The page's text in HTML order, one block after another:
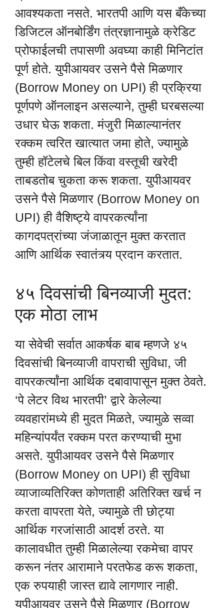
आवश्यकता नसते. भारतपी आणि यस बँकेच्या
डिजिटल ऑनबोर्डिंग तंत्रज्ञानामुळे क्रेडिट
प्रोफाईलची तपासणी अवघ्या काही मिनिटांत
पूर्ण होते. युपीआयवर उसने पैसे मिळणार
(Borrow Money on UPI) ही प्रक्रिया
पूर्णपणे ऑनलाइन असल्याने, तुम्ही घरबसल्या
उधार घेऊ शकता. मंजुरी मिळाल्यानंतर
रक्कम त्वरित खात्यात जमा होते, ज्यामुळे
तुम्ही हॉटेलचे बिल किंवा वस्तूची खरेदी
ताबडतोब चुकता करू शकता. युपीआयवर
उसने पैसे मिळणार (Borrow Money on
UPI) ही वैशिष्ट्ये वापरकर्त्यांना
कागदपत्रांच्या जंजाळातून मुक्त करतात
आणि आर्थिक स्वातंत्र्य प्रदान करतात.
४५ दिवसांची बिनव्याजी मुदत:
एक मोठा लाभ
या सेवेची सर्वात आकर्षक बाब म्हणजे ४५
दिवसांची बिनव्याजी वापराची सुविधा, जी
वापरकर्त्यांना आर्थिक दबावापासून मुक्त ठेवते.
‘पे लेटर विथ भारतपी’ द्वारे केलेल्या
व्यवहारांमध्ये ही मुदत मिळते, ज्यामुळे सव्वा
महिन्यांपर्यंत रक्कम परत करण्याची मुभा
असते. युपीआयवर उसने पैसे मिळणार
(Borrow Money on UPI) ही सुविधा
व्याजाव्यतिरिक्त कोणताही अतिरिक्त खर्च न
करता वापरता येते, ज्यामुळे ती छोट्या
आर्थिक गरजांसाठी आदर्श ठरते. या
कालावधीत तुम्ही मिळालेल्या रकमेचा वापर
करून नंतर आरामाने परतफेड करू शकता,
एक रुपयाही जास्त द्यावे लागणार नाही.
युपीआयवर उसने पैसे मिळणार (Borrow